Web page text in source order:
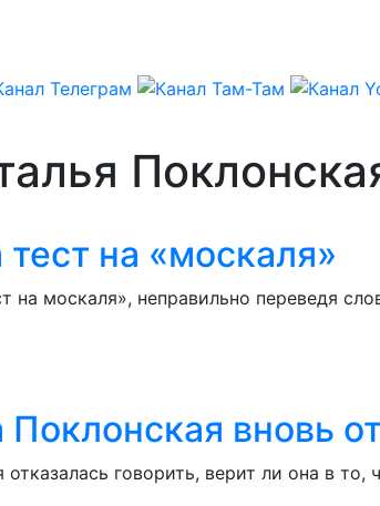
на «москаля»
москаля», неправильно переведя
вновь
говорить, верит ли она в